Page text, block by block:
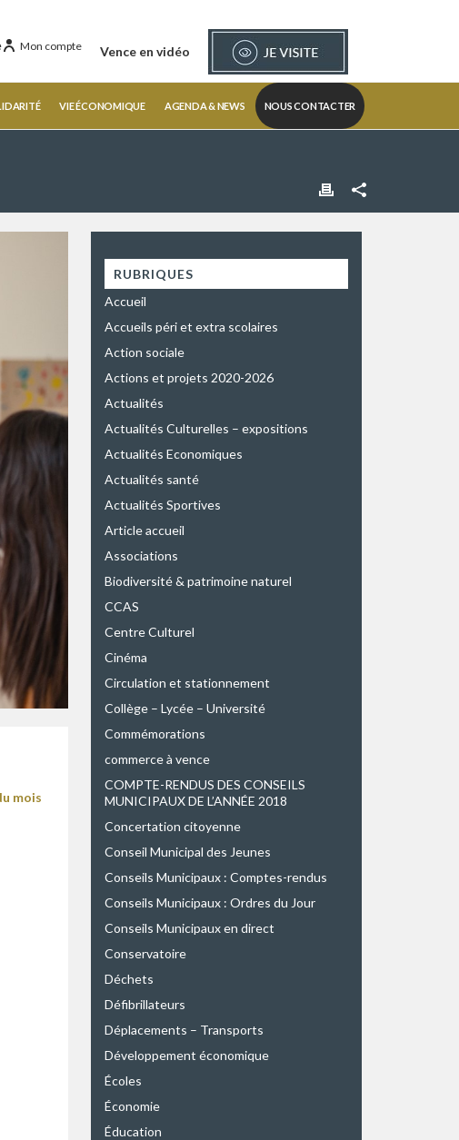
Vence en vidéo
Mon compte
VIE ÉCONOMIQUE AGENDA & NEWS NOUS CONTACTER
mois
RUBRIQUES
Accueil
Accueils péri et extra scolaires
Action sociale
Actions et projets 2020-2026
Actualités
Actualités Culturelles – expositions
Actualités Economiques
Actualités santé
Actualités Sportives
Article accueil
Associations
Biodiversité & patrimoine naturel
CCAS
Centre Culturel
Cinéma
Circulation et stationnement
Collège – Lycée – Université
Commémorations
commerce à vence
COMPTE-RENDUS DES CONSEILS
MUNICIPAUX DE L’ANNÉE 2018
Concertation citoyenne
Conseil Municipal des Jeunes
Conseils Municipaux : Comptes-rendus
Conseils Municipaux : Ordres du Jour
Conseils Municipaux en direct
Conservatoire
Déchets
Défibrillateurs
Déplacements – Transports
Développement économique
Écoles
Économie
Éducation